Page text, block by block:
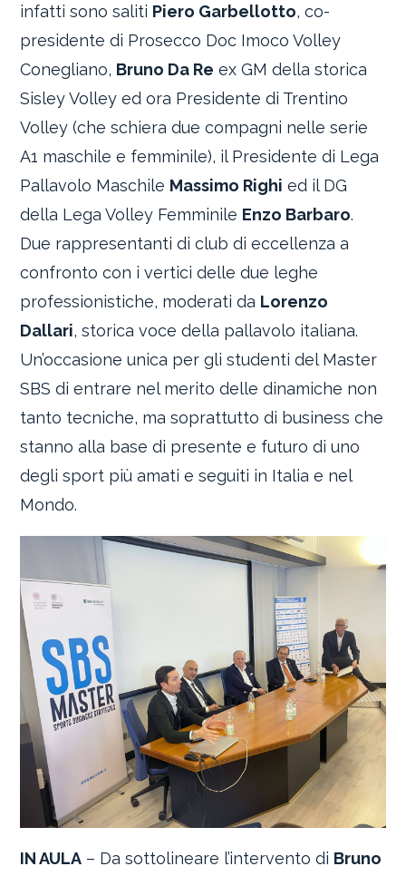
infatti sono saliti Piero Garbellotto, co-
presidente di Prosecco Doc Imoco Volley
Conegliano, Bruno Da Re ex GM della storica
Sisley Volley ed ora Presidente di Trentino
Volley (che schiera due compagni nelle serie
A1 maschile e femminile), il Presidente di Lega
Pallavolo Maschile Massimo Righi ed il DG
della Lega Volley Femminile Enzo Barbaro.
Due rappresentanti di club di eccellenza a
confronto con i vertici delle due leghe
professionistiche, moderati da Lorenzo
Dallari, storica voce della pallavolo italiana.
Un’occasione unica per gli studenti del Master
SBS di entrare nel merito delle dinamiche non
tanto tecniche, ma soprattutto di business che
stanno alla base di presente e futuro di uno
degli sport più amati e seguiti in Italia e nel
Mondo.
IN AULA – Da sottolineare l’intervento di Bruno